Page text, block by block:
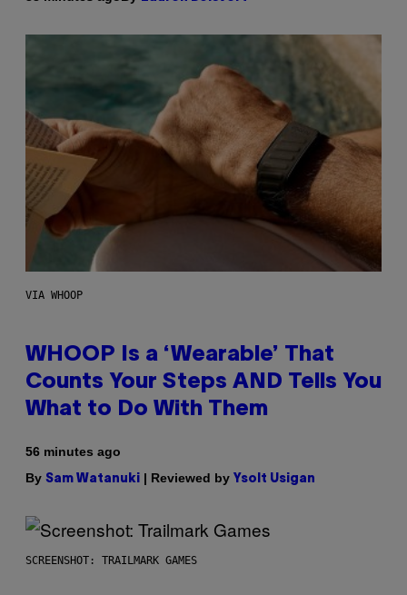
VIA WHOOP
WHOOP Is a ‘Wearable’ That
Counts Your Steps AND Tells You
What to Do With Them
56 minutes ago
By Sam Watanuki | Reviewed by Ysolt Usigan
SCREENSHOT: TRAILMARK GAMES